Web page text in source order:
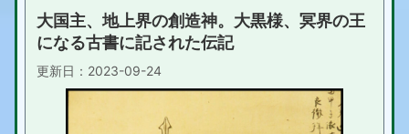
大国主、地上界の創造神。大黒様、冥界の王
になる古書に記された伝記
更新日： 2023-09-24